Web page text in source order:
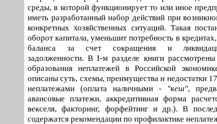
среды, в которой функционирует то или иное
иметь разработанный набор действий при
конкретных хозяйственных ситуаций. Такая
оборот капитала, уменьшит потребность в
баланса за счет сокращения и
задолженности. В I-м разделе книги
образования неплатежей в Российской
описаны суть, схемы, преимущества и недостатки
неплатежами (оплата наличными - "кеш",
авансовые платежи, аккредитивная форма
векселя, факторинг, форфейтинг и др.). В
содержатся рекомендации по профилактике